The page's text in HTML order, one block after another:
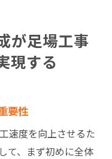
が足場工事
現する
要性
速度を向上させるた
て、まず初めに全体